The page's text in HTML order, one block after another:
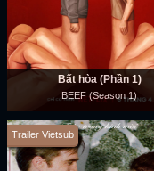
Bất hòa (Phần 1)
BEEF (Season 1)
Trailer Vietsub